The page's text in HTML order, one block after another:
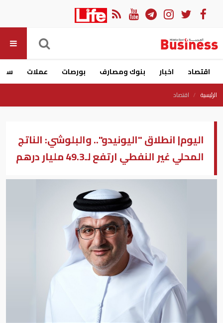
اقتصاد اخبار بنوك ومصارف بورصات عملات
الرئيسية اقتصاد
اليوم| انطلاق "اليونيدو".. والبلوشي: الناتج
المحلي غير النفطي ارتفع لـ49.3 مليار درهم